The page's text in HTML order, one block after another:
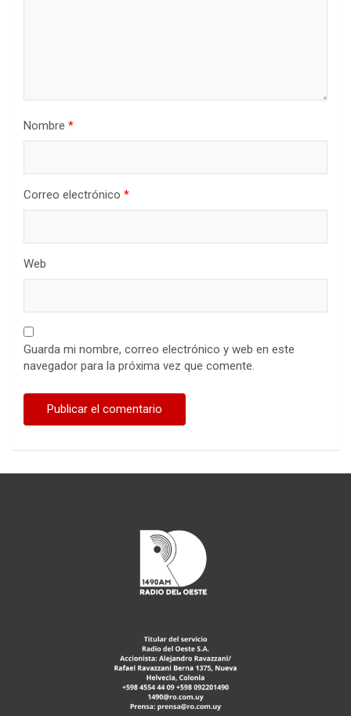
Nombre *
Correo electrónico *
Web
Guarda mi nombre, correo electrónico y web en este
navegador para la próxima vez que comente.